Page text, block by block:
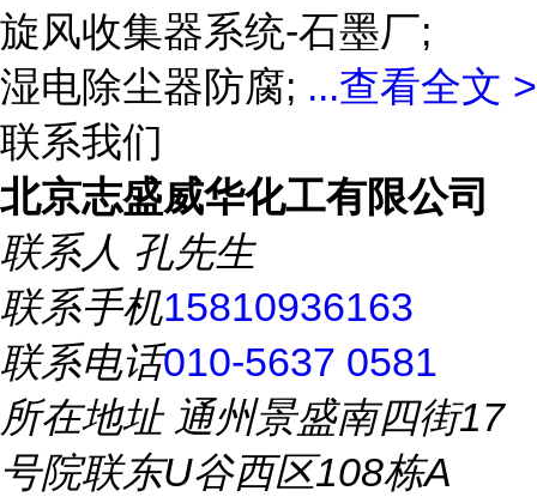
旋风收集器系统-石墨厂;
湿电除尘器防腐; ...查看全文 >
联系我们
北京志盛威华化工有限公司
联系人 孔先生
联系手机15810936163
联系电话010-5637 0581
所在地址通州景盛南四街17
号院联东U谷西区108栋A